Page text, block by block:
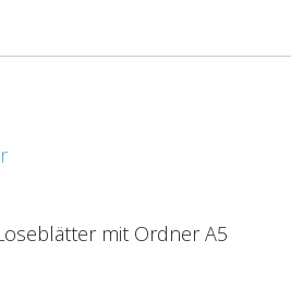
mit Ordner A5